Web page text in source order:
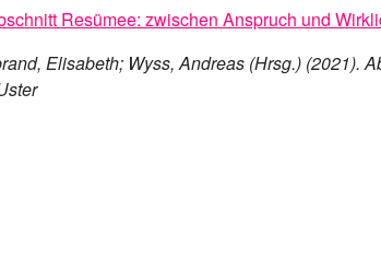
Resümee: zwischen Anspruch und
Elisabeth; Wyss, Andreas (Hrsg.) (2021).